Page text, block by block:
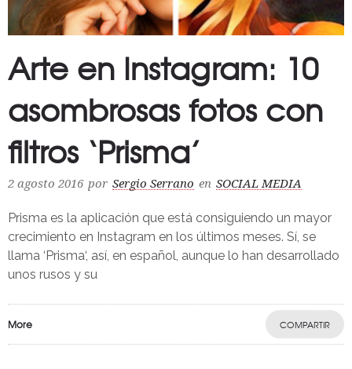
Arte en Instagram: 10
asombrosas fotos con
filtros ‘Prisma’
2 agosto 2016 por Sergio Serrano en SOCIAL MEDIA
Prisma es la aplicación que está consiguiendo un mayor
crecimiento en Instagram en los últimos meses. Sí, se
llama ‘Prisma‘, así, en español, aunque lo han desarrollado
unos rusos y su
More COMPARTIR